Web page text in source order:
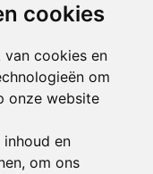
cookies
van cookies en
om
onze website
en
om ons